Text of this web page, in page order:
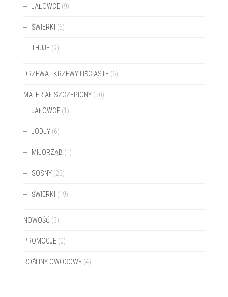
JAŁOWCE (9)
ŚWIERKI (6)
THUJE (9)
DRZEWA I KRZEWY LIŚCIASTE (6)
MATERIAŁ SZCZEPIONY (50)
JAŁOWCE (1)
JODŁY (6)
MIŁORZĄB (1)
SOSNY (23)
ŚWIERKI (19)
NOWOŚĆ (3)
PROMOCJE (0)
ROŚLINY OWOCOWE (4)